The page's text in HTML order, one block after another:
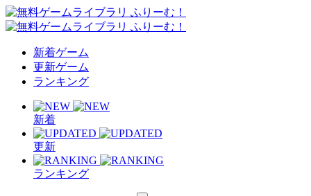
新着ゲーム
更新ゲーム
ランキング
新着
更新
ランキング